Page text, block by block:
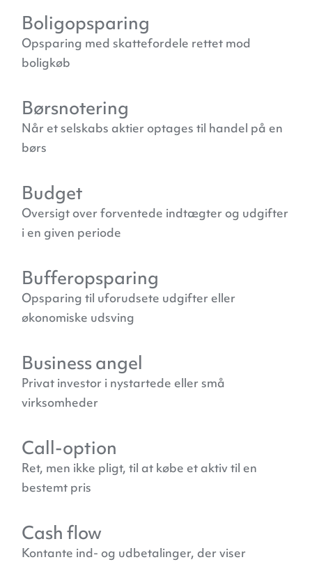
Boligopsparing
Opsparing med skattefordele rettet mod
boligkøb
Børsnotering
Når et selskabs aktier optages til handel på en
børs
Budget
Oversigt over forventede indtægter og udgifter
i en given periode
Bufferopsparing
Opsparing til uforudsete udgifter eller
økonomiske udsving
Business angel
Privat investor i nystartede eller små
virksomheder
Call-option
Ret, men ikke pligt, til at købe et aktiv til en
bestemt pris
Cash flow
Kontante ind- og udbetalinger, der viser